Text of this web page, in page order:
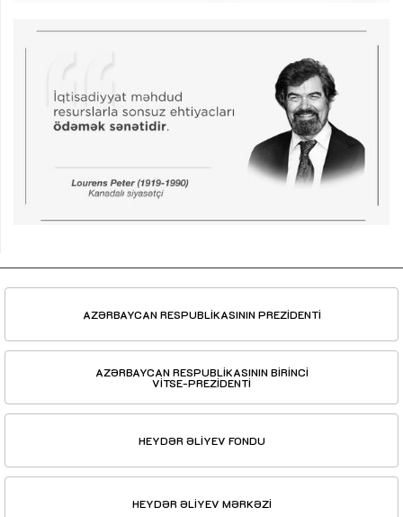
AZƏRBAYCAN RESPUBLİKASININ PREZİDENTİ
AZƏRBAYCAN RESPUBLİKASININ BİRİNCİ
VİTSE-PREZİDENTİ
HEYDƏR ƏLİYEV FONDU
HEYDƏR ƏLİYEV MƏRKƏZİ